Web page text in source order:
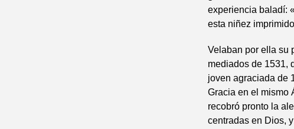
experiencia baladí:
esta niñez
Velaban por ella su
mediados de 1531,
joven agraciada de
Gracia en el mismo
recobró pronto la
centradas en Dios,